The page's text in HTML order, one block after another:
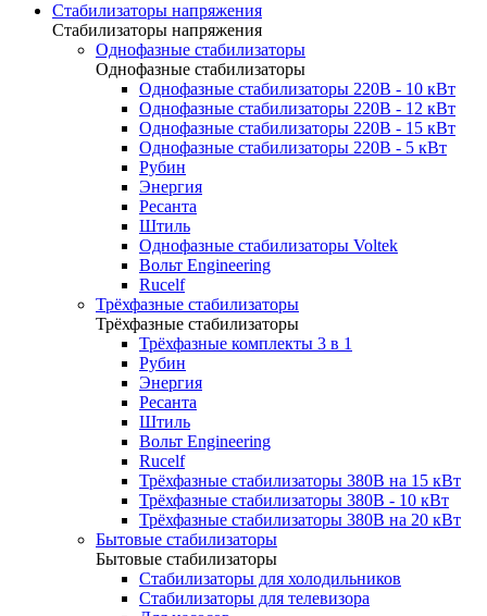
Стабилизаторы напряжения
Стабилизаторы напряжения
Однофазные стабилизаторы
Однофазные стабилизаторы
Однофазные стабилизаторы 220В - 10 кВт
Однофазные стабилизаторы 220В - 12 кВт
Однофазные стабилизаторы 220В - 15 кВт
Однофазные стабилизаторы 220В - 5 кВт
Рубин
Энергия
Ресанта
Штиль
Однофазные стабилизаторы Voltek
Вольт Engineering
Rucelf
Трёхфазные стабилизаторы
Трёхфазные стабилизаторы
Трёхфазные комплекты 3 в 1
Рубин
Энергия
Ресанта
Штиль
Вольт Engineering
Rucelf
Трёхфазные стабилизаторы 380В на 15 кВт
Трёхфазные стабилизаторы 380В - 10 кВт
Трёхфазные стабилизаторы 380В на 20 кВт
Бытовые стабилизаторы
Бытовые стабилизаторы
Стабилизаторы для холодильников
Стабилизаторы для телевизора